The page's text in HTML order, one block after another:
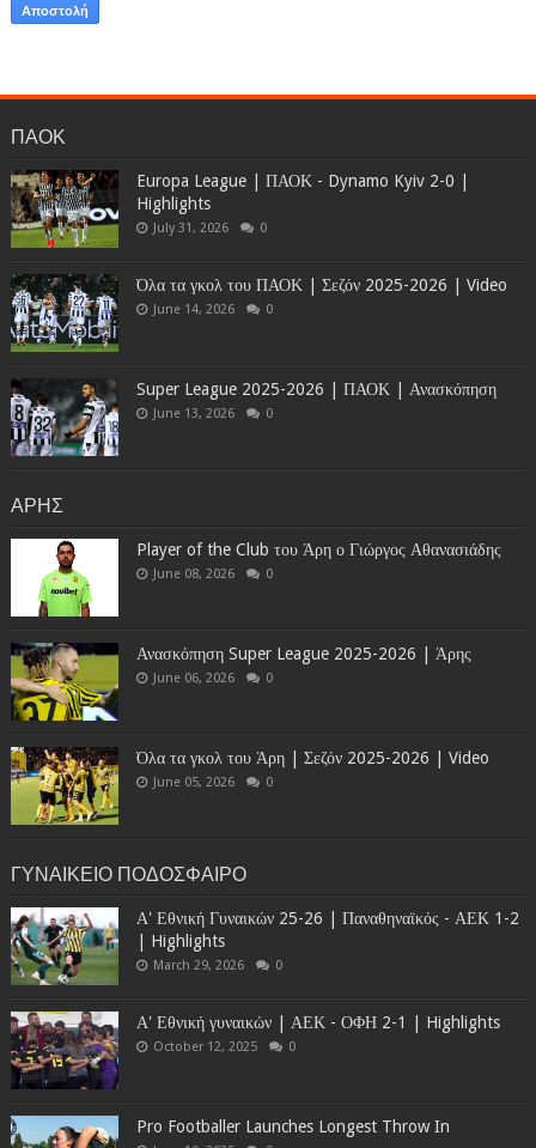
ΠΑΟΚ
Europa League | ΠΑΟΚ - Dynamo Kyiv 2-0 |
Highlights
July 31, 2026 0
Όλα τα γκολ του ΠΑΟΚ | Σεζόν 2025-2026 | Video
June 14, 2026 0
Super League 2025-2026 | ΠΑΟΚ | Ανασκόπηση
June 13, 2026 0
ΑΡΗΣ
Player of the Club του Άρη ο Γιώργος Αθανασιάδης
June 08, 2026 0
Ανασκόπηση Super League 2025-2026 | Άρης
June 06, 2026 0
Όλα τα γκολ του Άρη | Σεζόν 2025-2026 | Video
June 05, 2026 0
ΓΥΝΑΙΚΕΙΟ ΠΟΔΟΣΦΑΙΡΟ
Α' Εθνική Γυναικών 25-26 | Παναθηναϊκός - ΑΕΚ 1-2
| Highlights
March 29, 2026 0
Α' Εθνική γυναικών | ΑΕΚ - ΟΦΗ 2-1 | Highlights
October 12, 2025 0
Pro Footballer Launches Longest Throw In